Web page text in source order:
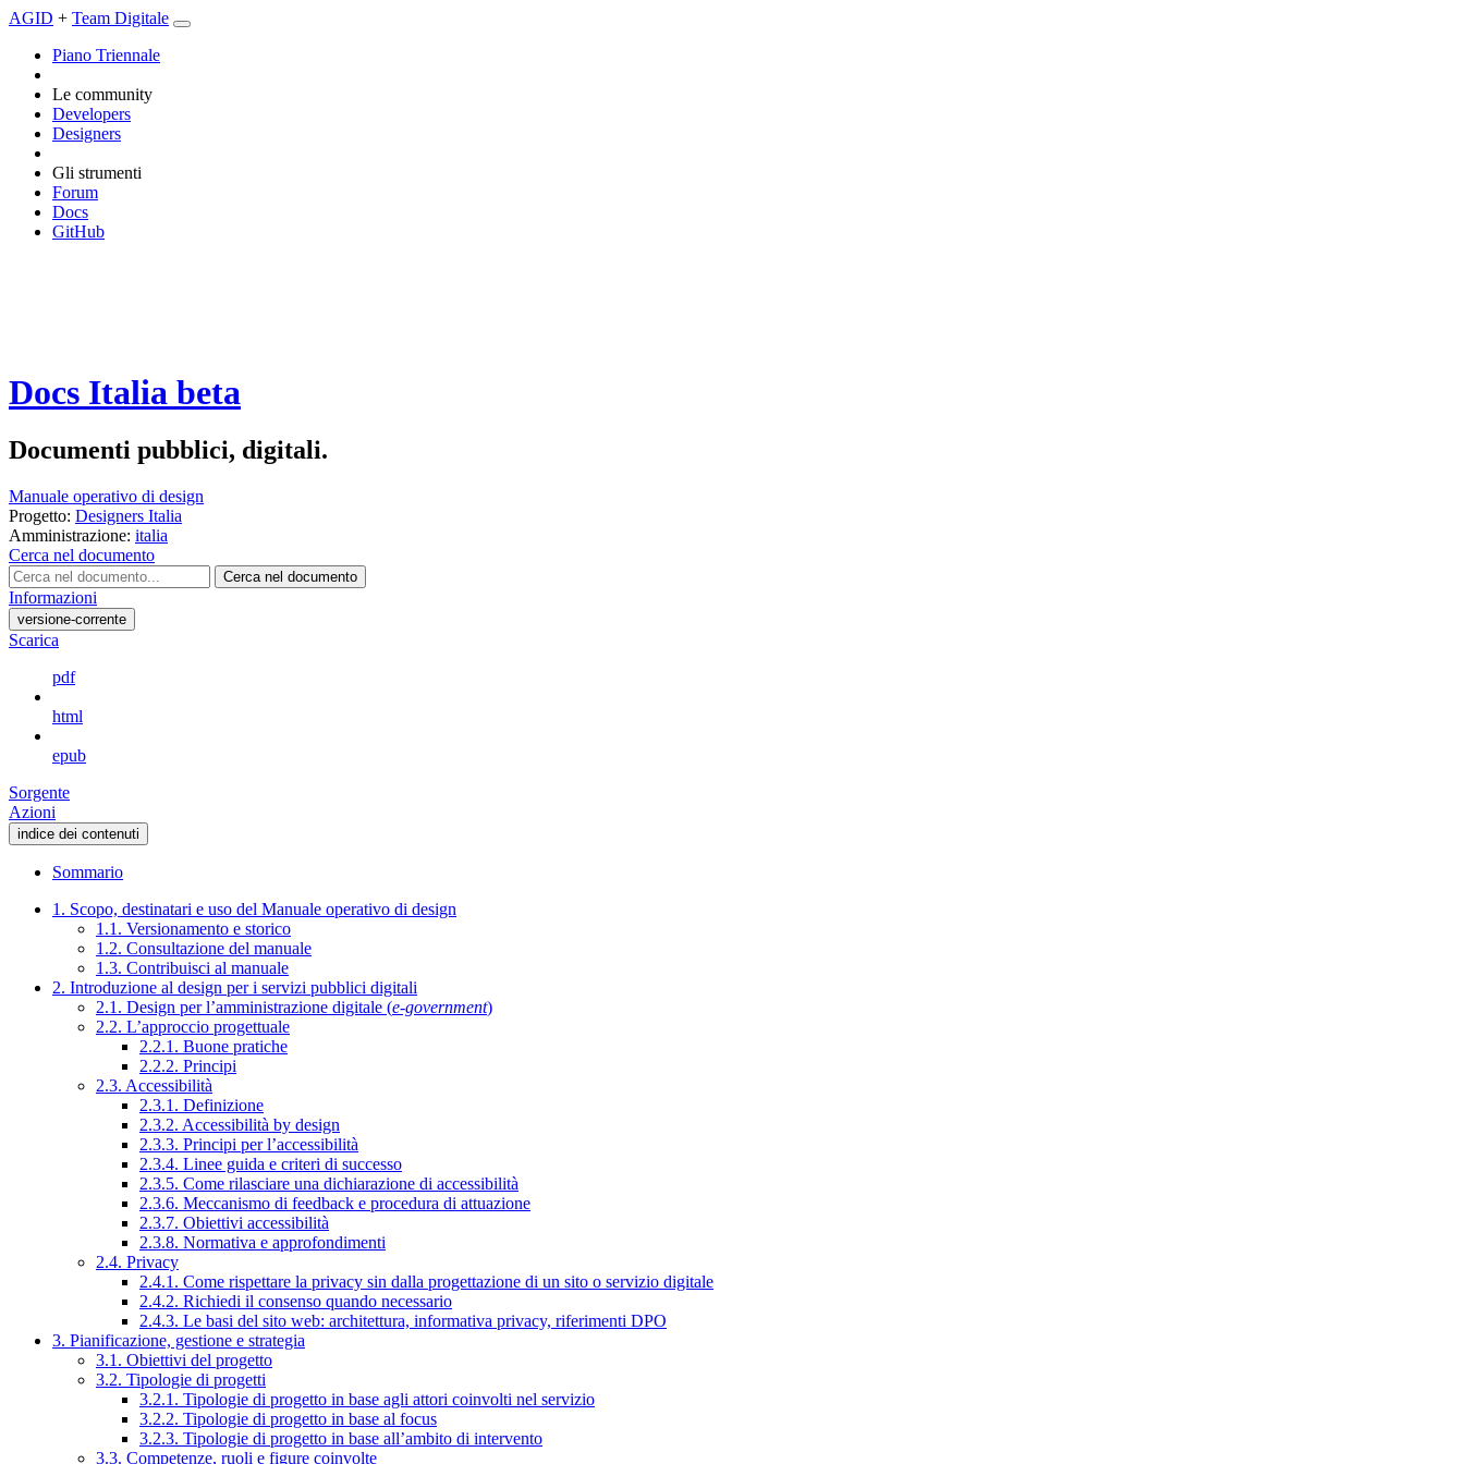
AGID + Team Digitale
Piano Triennale
Le community
Developers
Designers
Gli strumenti
Forum
Docs
GitHub
Docs Italia beta
Documenti pubblici, digitali.
Manuale operativo di design
Progetto: Designers Italia
Amministrazione: italia
Cerca nel documento
Cerca nel documento
Informazioni
versione-corrente
Scarica
pdf
html
epub
Sorgente
Azioni
indice dei contenuti
Sommario
1. Scopo, destinatari e uso del Manuale operativo di design
1.1. Versionamento e storico
1.2. Consultazione del manuale
1.3. Contribuisci al manuale
2. Introduzione al design per i servizi pubblici digitali
2.1. Design per l’amministrazione digitale (e-government)
2.2. L’approccio progettuale
2.2.1. Buone pratiche
2.2.2. Principi
2.3. Accessibilità
2.3.1. Definizione
2.3.2. Accessibilità by design
2.3.3. Principi per l’accessibilità
2.3.4. Linee guida e criteri di successo
2.3.5. Come rilasciare una dichiarazione di accessibilità
2.3.6. Meccanismo di feedback e procedura di attuazione
2.3.7. Obiettivi accessibilità
2.3.8. Normativa e approfondimenti
2.4. Privacy
2.4.1. Come rispettare la privacy sin dalla progettazione di un sito o servizio digitale
2.4.2. Richiedi il consenso quando necessario
2.4.3. Le basi del sito web: architettura, informativa privacy, riferimenti DPO
3. Pianificazione, gestione e strategia
3.1. Obiettivi del progetto
3.2. Tipologie di progetti
3.2.1. Tipologie di progetto in base agli attori coinvolti nel servizio
3.2.2. Tipologie di progetto in base al focus
3.2.3. Tipologie di progetto in base all’ambito di intervento
3.3. Competenze, ruoli e figure coinvolte